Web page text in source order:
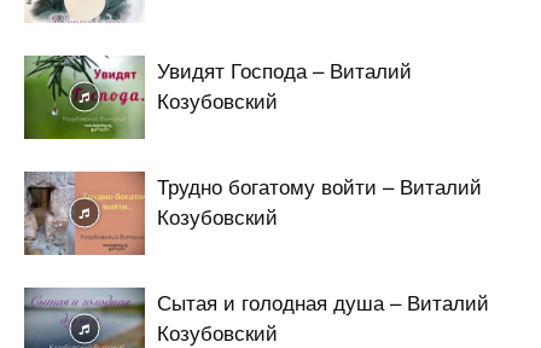
Увидят Господа – Виталий
Козубовский
Трудно богатому войти – Виталий
Козубовский
Сытая и голодная душа – Виталий
Козубовский